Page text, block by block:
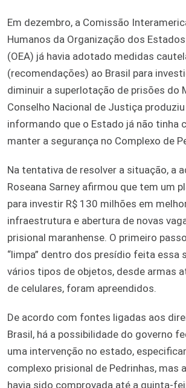
Em dezembro, a Comissão
Humanos da Organização dos
(OEA) já havia adotado medidas
(recomendações) ao Brasil para
diminuir a superlotação de prisões do
Conselho Nacional de Justiça
informando que o Estado já não tinha
manter a segurança no Complexo de
Na tentativa de resolver a situação, a
Roseana Sarney afirmou que tem um
para investir R$ 130 milhões em
infraestrutura e abertura de novas
prisional maranhense. O primeiro
“limpa” dentro dos presídio feita essa
vários tipos de objetos, desde armas
de celulares, foram apreendidos.
De acordo com fontes ligadas aos
Brasil, há a possibilidade do governo
uma intervenção no estado,
complexo prisional de Pedrinhas, mas
havia sido comprovada até a quinta-